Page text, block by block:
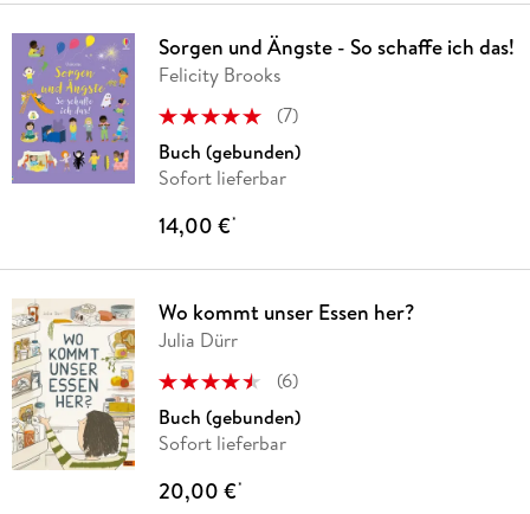
Sorgen und Ängste - So schaffe ich das!
Felicity Brooks
(7)
Buch (gebunden)
Sofort lieferbar
14,00 €*
Wo kommt unser Essen her?
Julia Dürr
(6)
Buch (gebunden)
Sofort lieferbar
20,00 €*